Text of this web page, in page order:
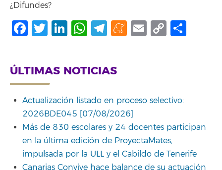
¿Difundes?
Facebook
Twitter
LinkedIn
WhatsApp
Telegram
Meneame
Email
Copy
ÚLTIMAS NOTICIAS
Actualización listado en proceso selectivo:
2026BDE045 [07/08/2026]
Más de 830 escolares y 24 docentes participan
en la última edición de ProyectaMates,
impulsada por la ULL y el Cabildo de Tenerife
Canarias Convive hace balance de su actuación